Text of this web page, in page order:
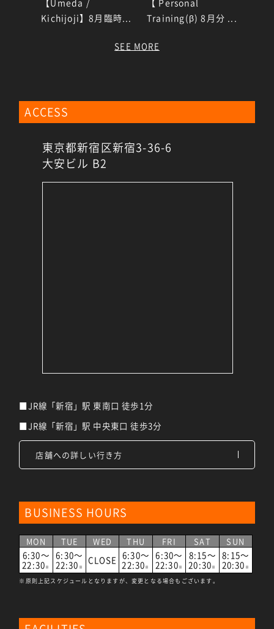
【Umeda /
Kichijoji】8月臨時...
【 Personal
Training(β) 8月分 ...
SEE MORE
ACCESS
東京都新宿区新宿3-36-6
大安ビル B2
■JR線「新宿」駅 東南口 徒歩1分
■JR線「新宿」駅 中央東口 徒歩3分
店舗への詳しい行き方
BUSINESS HOURS
MON
6:30～
22:30 ※
TUE
6:30～
22:30 ※
WED
CLOSE
THU
6:30～
22:30 ※
FRI
6:30～
22:30 ※
SAT
8:15～
20:30 ※
SUN
8:15～
20:30 ※
※原則上記スケジュールとなりますが、変更となる場合もございます。